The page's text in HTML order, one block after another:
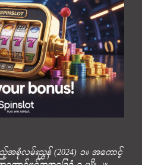
စုံလမ်းညွှန် (2024) ၁။ အကောင့်